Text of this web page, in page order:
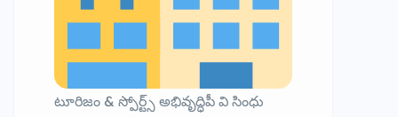
టూరిజం & స్పోర్ట్స్ అభివృద్ధిపీ వి సింధు